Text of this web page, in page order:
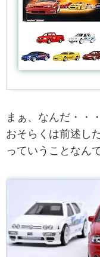
まぁ、なんだ・・・
おそらくは前述し
っていうことなん